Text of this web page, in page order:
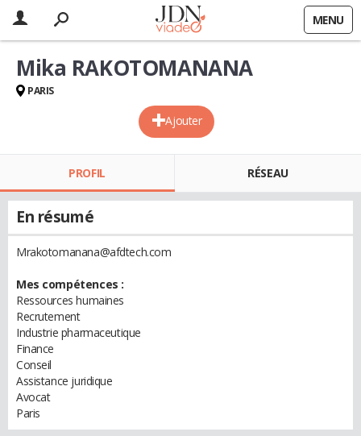
MENU
Ajouter
Mika RAKOTOMANANA
PARIS
PROFIL RÉSEAU
En résumé
Mrakotomanana@afdtech.com
Mes compétences :
Ressources humaines
Recrutement
Industrie pharmaceutique
Finance
Conseil
Assistance juridique
Avocat
Paris